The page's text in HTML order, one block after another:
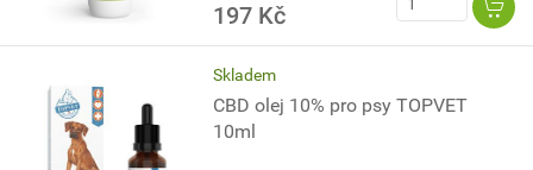
197 Kč
Skladem
CBD olej 10% pro psy TOPVET
10ml